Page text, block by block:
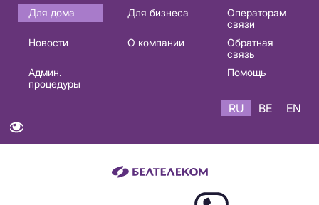
Основная
навигация
Для дома Для бизнеса
Операторам
связи
Новости
О компании
Обратная
связь
Админ.
процедуры
Помощь
RU BE EN